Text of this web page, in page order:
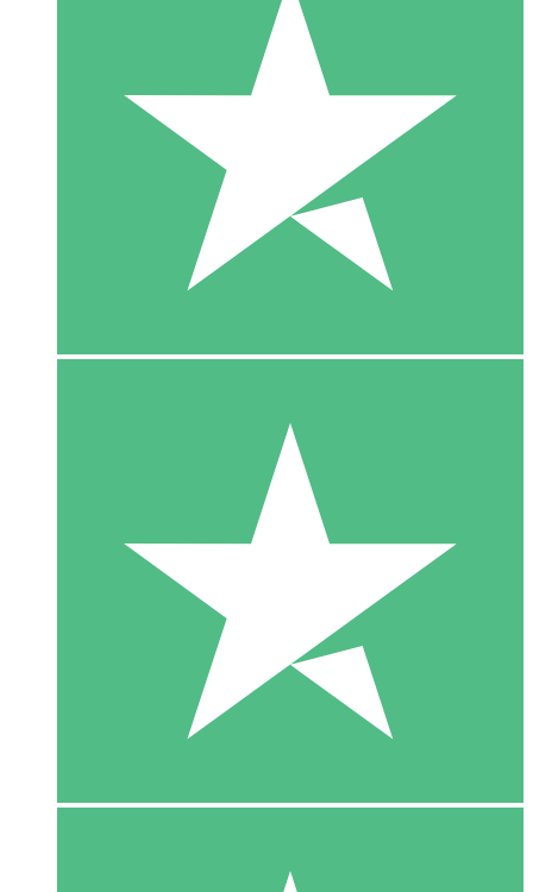
20 00